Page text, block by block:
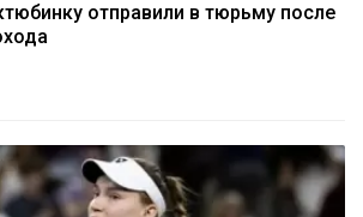
отправили в тюрьму после